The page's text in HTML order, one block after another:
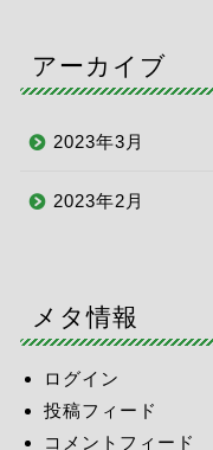
アーカイブ
2023年3月
2023年2月
メタ情報
ログイン
投稿フィード
コメントフィード